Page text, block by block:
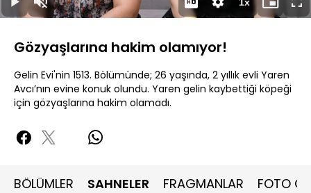
DuraklatSesi
Aç
Oynatma
Hızı
Mini
oynatıcı
Gözyaşlarına hakim olamıyor!
Gelin Evi'nin 1513. Bölümünde; 26 yaşında, 2 yıllık evli Yaren
Avcı’nın evine konuk olundu. Yaren gelin kaybettiği köpeği
için gözyaşlarına hakim olamadı.
BÖLÜMLER SAHNELER FRAGMANLAR FOTO